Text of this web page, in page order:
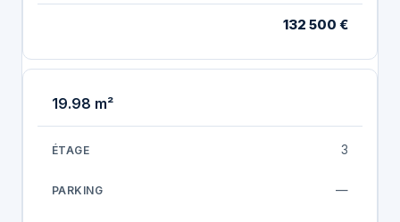
132 500 €
19.98 m²
3
—